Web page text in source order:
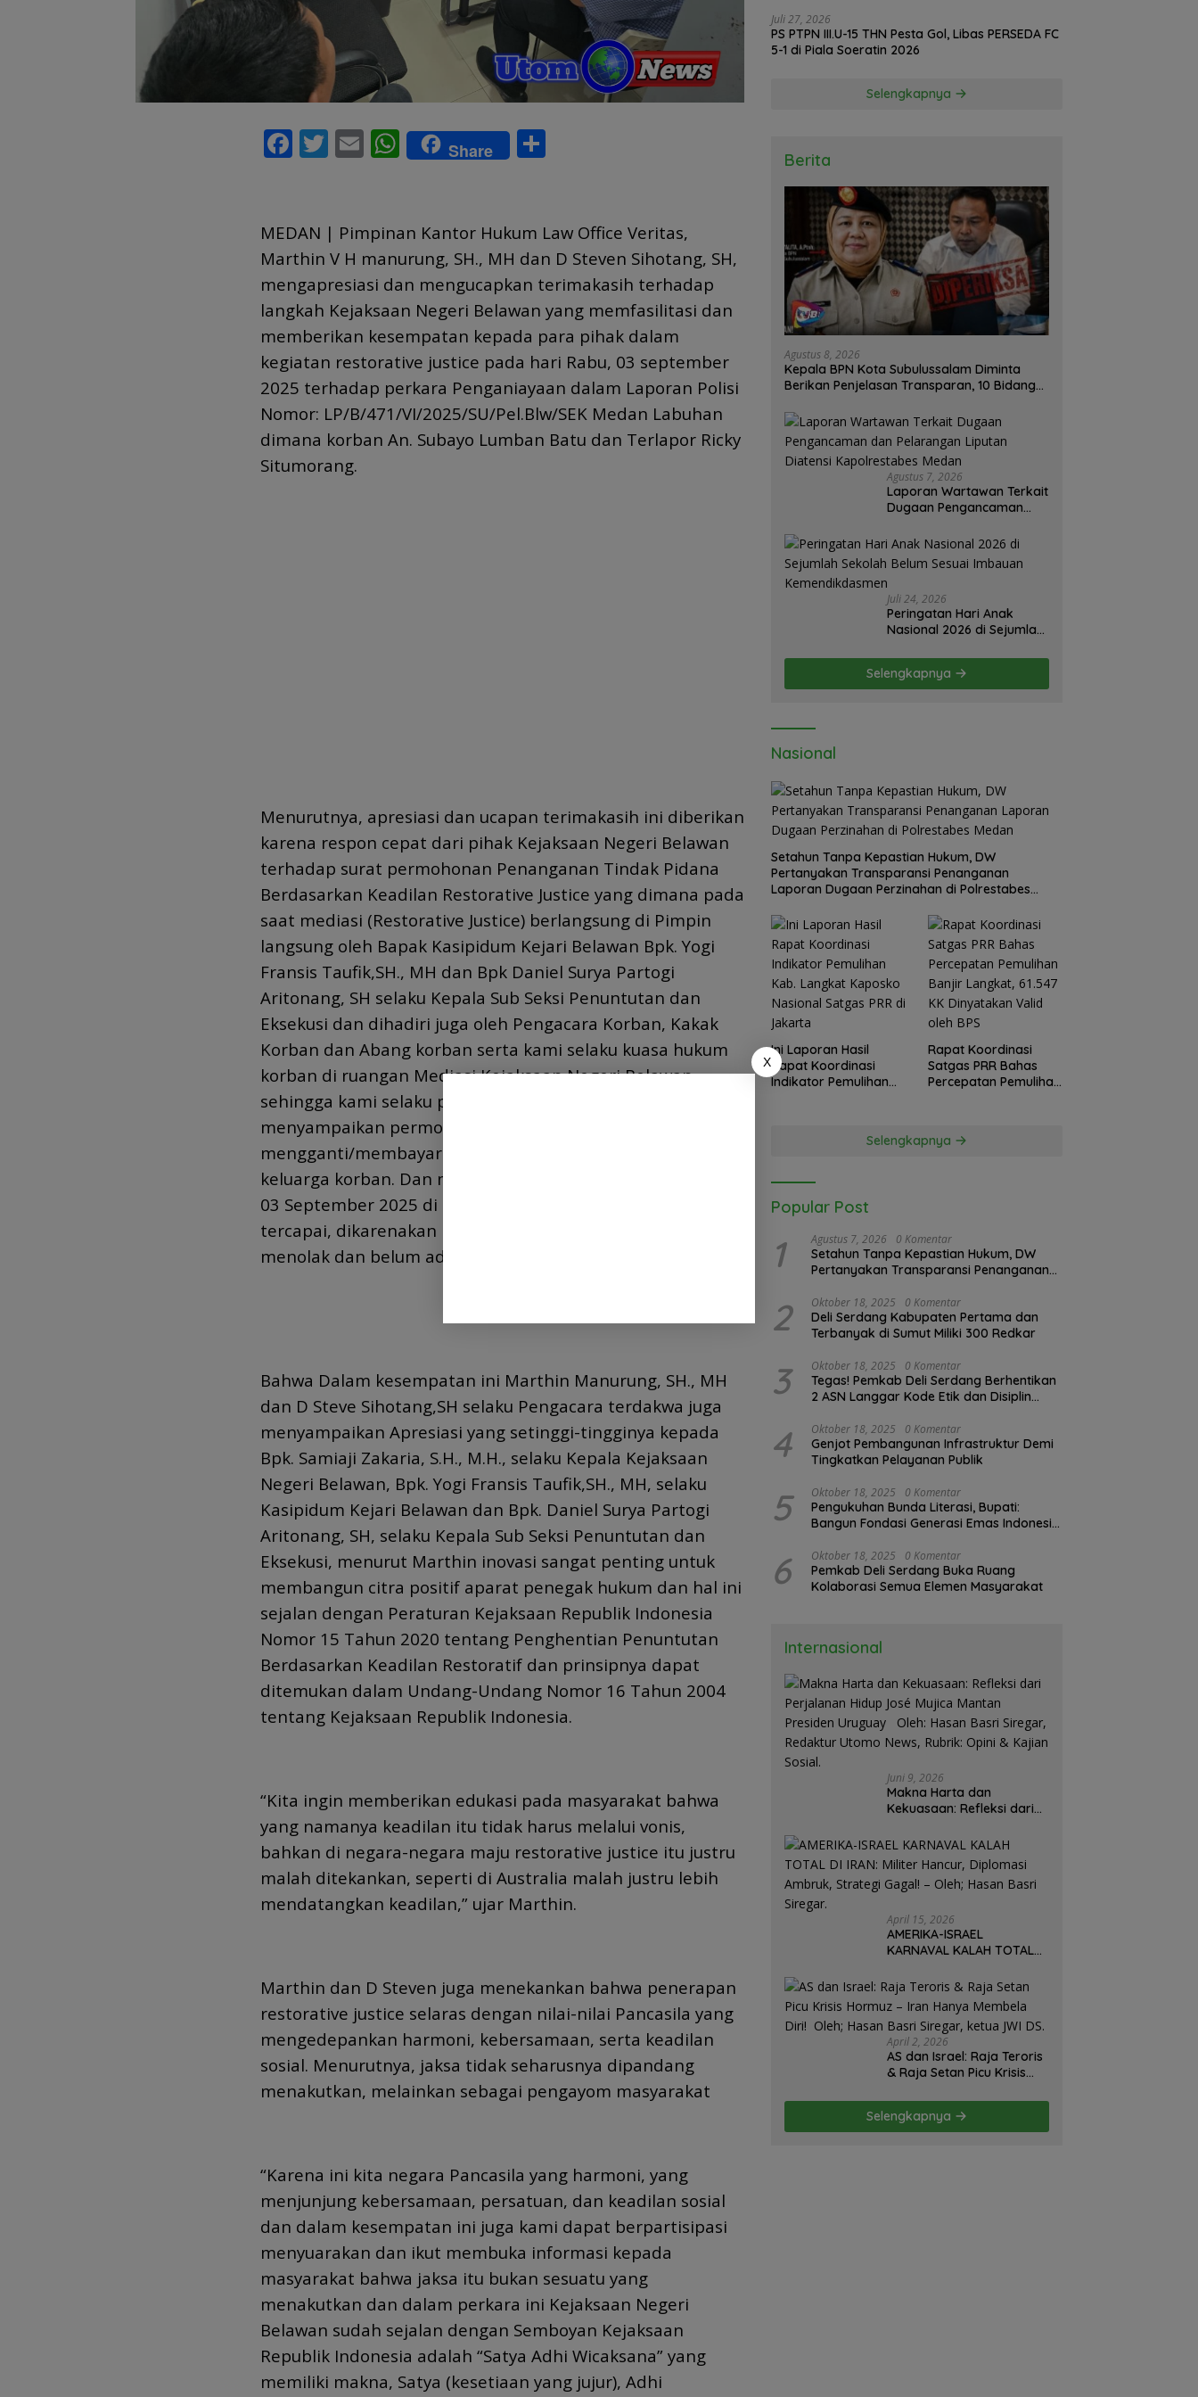
F
b
o
o
k
T
er
E
l
W
h
s
A
p
p
Share
e
MEDAN | Pimpinan Kantor Hukum Law Office Veritas,
Marthin V H manurung, SH., MH dan D Steven Sihotang, SH,
mengapresiasi dan mengucapkan terimakasih terhadap
langkah Kejaksaan Negeri Belawan yang memfasilitasi dan
memberikan kesempatan kepada para pihak dalam
kegiatan restorative justice pada hari Rabu, 03 september
2025 terhadap perkara Penganiayaan dalam Laporan Polisi
Nomor: LP/B/471/VI/2025/SU/Pel.Blw/SEK Medan Labuhan
dimana korban An. Subayo Lumban Batu dan Terlapor Ricky
Situmorang.
Menurutnya, apresiasi dan ucapan terimakasih ini diberikan
karena respon cepat dari pihak Kejaksaan Negeri Belawan
terhadap surat permohonan Penanganan Tindak Pidana
Berdasarkan Keadilan Restorative Justice yang dimana pada
saat mediasi (Restorative Justice) berlangsung di Pimpin
langsung oleh Bapak Kasipidum Kejari Belawan Bpk. Yogi
Fransis Taufik,SH., MH dan Bpk Daniel Surya Partogi
Aritonang, SH selaku Kepala Sub Seksi Penuntutan dan
Eksekusi dan dihadiri juga oleh Pengacara Korban, Kakak
Korban dan Abang korban serta kami selaku kuasa hukum
korban di ruangan Mediasi Kejaksaan Negeri Belawan
sehingga kami selaku pengacara terdakwa juga telah
menyampaikan permohonan maaf dan bersedia
mengganti/membayar biar kerugian dan perobatan kepada
keluarga korban. Dan mediasi yang berlangsung pada Rabu,
03 September 2025 di Kejaksaan Negeri Belawan belum
tercapai, dikarenakan kakak, Abang dan pengacara korban
menolak dan belum ada kesepakatan.
Bahwa Dalam kesempatan ini Marthin Manurung, SH., MH
dan D Steve Sihotang,SH selaku Pengacara terdakwa juga
menyampaikan Apresiasi yang setinggi-tingginya kepada
Bpk. Samiaji Zakaria, S.H., M.H., selaku Kepala Kejaksaan
Negeri Belawan, Bpk. Yogi Fransis Taufik,SH., MH, selaku
Kasipidum Kejari Belawan dan Bpk. Daniel Surya Partogi
Aritonang, SH, selaku Kepala Sub Seksi Penuntutan dan
Eksekusi, menurut Marthin inovasi sangat penting untuk
membangun citra positif aparat penegak hukum dan hal ini
sejalan dengan Peraturan Kejaksaan Republik Indonesia
Nomor 15 Tahun 2020 tentang Penghentian Penuntutan
Berdasarkan Keadilan Restoratif dan prinsipnya dapat
ditemukan dalam Undang-Undang Nomor 16 Tahun 2004
tentang Kejaksaan Republik Indonesia.
“Kita ingin memberikan edukasi pada masyarakat bahwa
yang namanya keadilan itu tidak harus melalui vonis,
bahkan di negara-negara maju restorative justice itu justru
malah ditekankan, seperti di Australia malah justru lebih
mendatangkan keadilan,” ujar Marthin.
Marthin dan D Steven juga menekankan bahwa penerapan
restorative justice selaras dengan nilai-nilai Pancasila yang
mengedepankan harmoni, kebersamaan, serta keadilan
sosial. Menurutnya, jaksa tidak seharusnya dipandang
menakutkan, melainkan sebagai pengayom masyarakat
“Karena ini kita negara Pancasila yang harmoni, yang
menjunjung kebersamaan, persatuan, dan keadilan sosial
dan dalam kesempatan ini juga kami dapat berpartisipasi
menyuarakan dan ikut membuka informasi kepada
masyarakat bahwa jaksa itu bukan sesuatu yang
menakutkan dan dalam perkara ini Kejaksaan Negeri
Belawan sudah sejalan dengan Semboyan Kejaksaan
Republik Indonesia adalah “Satya Adhi Wicaksana” yang
memiliki makna, Satya (kesetiaan yang jujur), Adhi
Juli 27, 2026
PS PTPN III.U-15 THN Pesta Gol, Libas PERSEDA FC
5-1 di Piala Soeratin 2026
Selengkapnya
Berita
Agustus 8, 2026
Kepala BPN Kota Subulussalam Diminta
Berikan Penjelasan Transparan, 10 Bidang
Agustus 7, 2026
Laporan Wartawan Terkait
Dugaan Pengancaman
Diatensi Kapolrestabes
Medan
Juli 24, 2026
Peringatan Hari Anak
Nasional 2026 di Sejumlah
Imbauan
Kemendikdasmen
Selengkapnya
Nasional
Setahun Tanpa Kepastian Hukum, DW
Pertanyakan Transparansi Penanganan
Laporan Dugaan Perzinahan di Polrestabes
Ini Laporan Hasil
Rapat Koordinasi
Indikator Pemulihan
Rapat Koordinasi
Satgas PRR Bahas
Percepatan Pemulihan
Selengkapnya
Popular Post
1 Agustus 7, 2026 0 Komentar
Setahun Tanpa Kepastian Hukum, DW
Pertanyakan Transparansi Penanganan
Polrestabes Medan
2 Oktober 18, 2025 0 Komentar
Deli Serdang Kabupaten Pertama dan
Terbanyak di Sumut Miliki 300 Redkar
3 Oktober 18, 2025 0 Komentar
Tegas! Pemkab Deli Serdang Berhentikan
2 ASN Langgar Kode Etik dan Disiplin
4 Oktober 18, 2025 0 Komentar
Genjot Pembangunan Infrastruktur Demi
Tingkatkan Pelayanan Publik
5 Oktober 18, 2025 0 Komentar
Pengukuhan Bunda Literasi, Bupati:
Bangun Fondasi Generasi Emas Indonesia
6 Oktober 18, 2025 0 Komentar
Pemkab Deli Serdang Buka Ruang
Kolaborasi Semua Elemen Masyarakat
Internasional
Juni 9, 2026
Makna Harta dan
Kekuasaan: Refleksi dari
Mujica Mantan Presiden
Uruguay Oleh: Hasan
Basri Siregar, Redaktur
Utomo News, Rubrik: Opini
April 15, 2026
AMERIKA-ISRAEL
KARNAVAL KALAH TOTAL
Diplomasi Ambruk,
Strategi Gagal! – Oleh;
Hasan Basri Siregar.
April 2, 2026
AS dan Israel: Raja Teroris
& Raja Setan Picu Krisis
Membela Diri! Oleh; Hasan
Basri Siregar, ketua JWI
DS.
Selengkapnya
X